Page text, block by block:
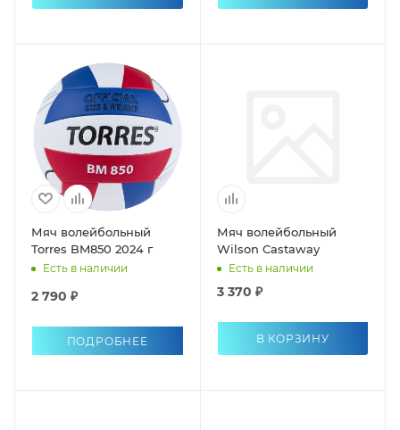
Мяч волейбольный
Torres BM850 2024 г
Есть в наличии
2 790 ₽
ПОДРОБНЕЕ
Мяч волейбольный
Wilson Castaway
Есть в наличии
3 370 ₽
В КОРЗИНУ